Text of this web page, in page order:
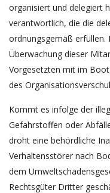
organisiert und delegiert
verantwortlich, die die
ordnungsgemäß erfüllen.
Überwachung dieser
Vorgesetzten mit im
des
Kommt es infolge der
Gefahrstoffen oder
droht eine behördliche
Verhaltensstörer nach
dem
Rechtsgüter Dritter